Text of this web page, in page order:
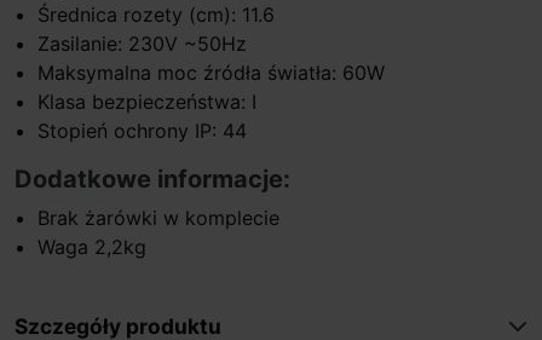
Średnica rozety (cm): 11.6
Zasilanie: 230V ~50Hz
Maksymalna moc źródła światła: 60W
Klasa bezpieczeństwa: I
Stopień ochrony IP: 44
Dodatkowe informacje:
Brak żarówki w komplecie
Waga 2,2kg
Szczegóły produktu